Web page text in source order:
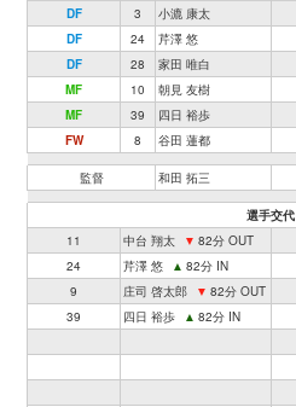
DF
3 小漉 康太
DF
24 芹澤 悠
DF
28 家田 唯白
MF
10 朝見 友樹
MF
39 四日 裕歩
FW
8 谷田 蓮都
監督 和田 拓三
選手交代
11
中台 翔太 ▼ 82分 OUT
24
芹澤 悠 ▲ 82分 IN
9
庄司 啓太郎 ▼ 82分 OUT
39
四日 裕歩 ▲ 82分 IN